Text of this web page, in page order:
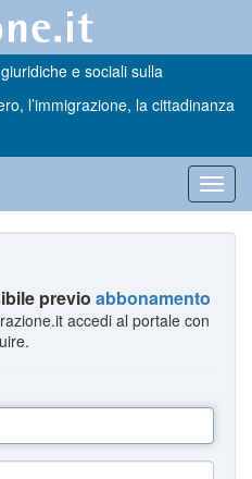
e sociali sulla
l’immigrazione, la cittadinanza
previo abbonamento
accedi al portale con